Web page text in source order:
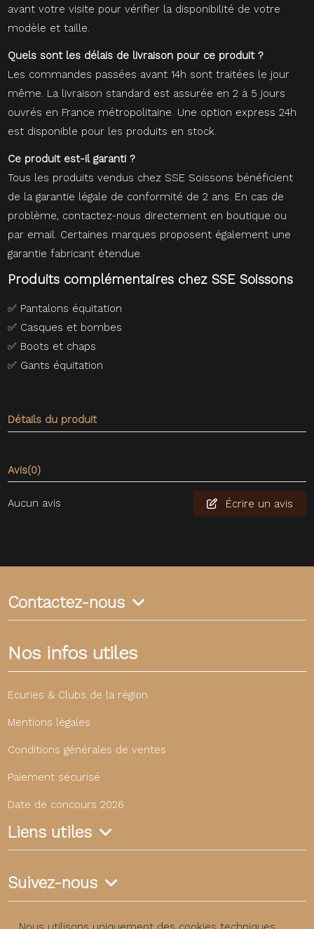
avant votre visite pour vérifier la disponibilité de votre
modèle et taille.
Quels sont les délais de livraison pour ce produit ?
Les commandes passées avant 14h sont traitées le jour
même. La livraison standard est assurée en 2 à 5 jours
ouvrés en France métropolitaine. Une option express 24h
est disponible pour les produits en stock.
Ce produit est-il garanti ?
Tous les produits vendus chez SSE Soissons bénéficient
de la garantie légale de conformité de 2 ans. En cas de
problème, contactez-nous directement en boutique ou
par email. Certaines marques proposent également une
garantie fabricant étendue.
Produits complémentaires chez SSE Soissons
✅ Pantalons équitation
✅ Casques et bombes
✅ Boots et chaps
✅ Gants équitation
Détails du produit
Avis(0)
Aucun avis Écrire un avis
Contactez-nous
Nos infos utiles
Ecuries & Clubs de la région
Mentions légales
Conditions générales de ventes
Paiement sécurisé
Date de concours 2026
Liens utiles
Suivez-nous